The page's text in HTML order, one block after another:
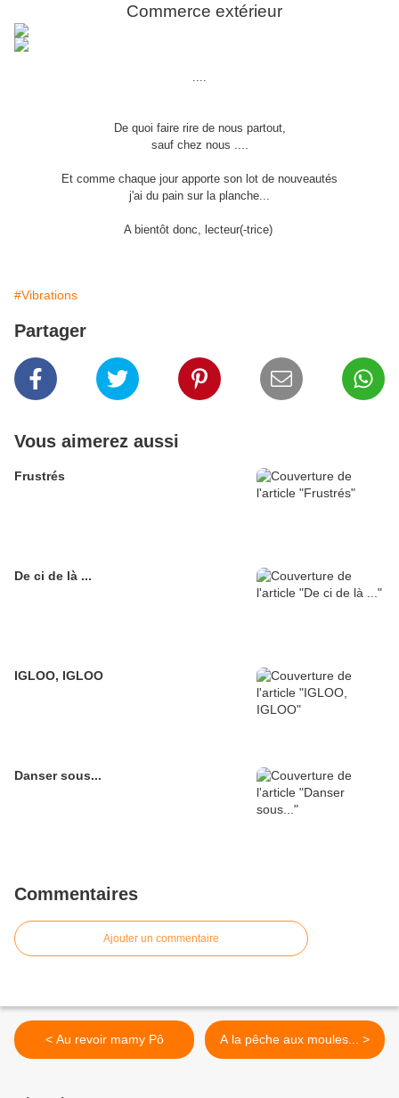
Commerce extérieur
De quoi faire rire de nous partout,
sauf chez nous
Et comme chaque jour apporte son lot de nouveautés
j'ai du pain sur la planche...
A bientôt donc, lecteur(-trice)
#Vibrations
Partager
Vous aimerez aussi
Frustrés
De ci de là ...
IGLOO, IGLOO
Danser sous...
Commentaires
Ajouter un commentaire
< Au revoir mamy Pô A la pêche aux moules... >